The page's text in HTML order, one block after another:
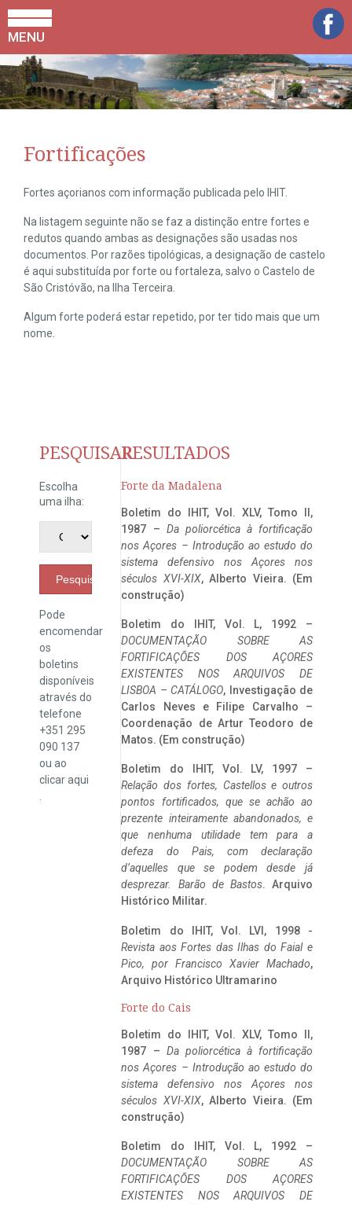
MENU
Fortificações
Fortes açorianos com informação publicada pelo IHIT.
Na listagem seguinte não se faz a distinção entre fortes e
redutos quando ambas as designações são usadas nos
documentos. Por razões tipológicas, a designação de castelo
é aqui substituída por forte ou fortaleza, salvo o Castelo de
São Cristóvão, na Ilha Terceira.
Algum forte poderá estar repetido, por ter tido mais que um
nome.
PESQUISAR
Escolha
uma ilha:
Pesquisar
Pode
encomendar
os
boletins
disponíveis
através do
telefone
+351 295
090 137
ou ao
clicaraqui
RESULTADOS
Forte da Madalena
Boletim do IHIT, Vol. XLV, Tomo II,
1987 – Da poliorcética à fortificação
nos Açores – Introdução ao estudo do
sistema defensivo nos Açores nos
séculos XVI-XIX, Alberto Vieira. (Em
construção)
Boletim do IHIT, Vol. L, 1992 –
DOCUMENTAÇÃO SOBRE AS
FORTIFICAÇÕES DOS AÇORES
EXISTENTES NOS ARQUIVOS DE
LISBOA – CATÁLOGO, Investigação de
Carlos Neves e Filipe Carvalho –
Coordenação de Artur Teodoro de
Matos. (Em construção)
Boletim do IHIT, Vol. LV, 1997 –
Relação dos fortes, Castellos e outros
pontos fortificados, que se achão ao
prezente inteiramente abandonados, e
que nenhuma utilidade tem para a
defeza do Pais, com declaração
d’aquelles que se podem desde já
desprezar. Barão de Bastos. Arquivo
Histórico Militar.
Boletim do IHIT, Vol. LVI, 1998 -
Revista aos Fortes das Ilhas do Faial e
Pico, por Francisco Xavier Machado,
Arquivo Histórico Ultramarino
Forte do Cais
Boletim do IHIT, Vol. XLV, Tomo II,
1987 – Da poliorcética à fortificação
nos Açores – Introdução ao estudo do
sistema defensivo nos Açores nos
séculos XVI-XIX, Alberto Vieira. (Em
construção)
Boletim do IHIT, Vol. L, 1992 –
DOCUMENTAÇÃO SOBRE AS
FORTIFICAÇÕES DOS AÇORES
EXISTENTES NOS ARQUIVOS DE